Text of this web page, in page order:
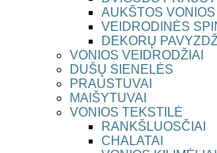
AUKŠTOS
VEIDRODINĖS
DEKORŲ
VONIOS VEIDRODŽIAI
DUŠŲ SIENELĖS
PRAUSTUVAI
MAIŠYTUVAI
VONIOS TEKSTILĖ
RANKŠLUOSČIAI
CHALATAI